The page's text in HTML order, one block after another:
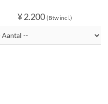
¥ 2.200 (Btw incl.)